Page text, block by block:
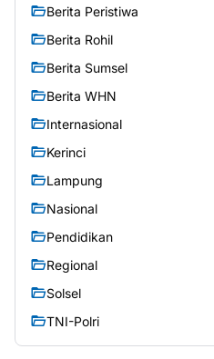
Berita Peristiwa
Berita Rohil
Berita Sumsel
Berita WHN
Internasional
Kerinci
Lampung
Nasional
Pendidikan
Regional
Solsel
TNI-Polri